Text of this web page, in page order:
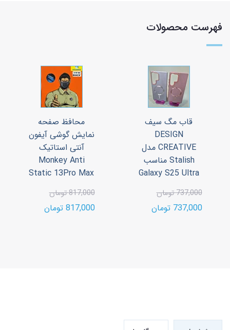
فهرست محصولات
قاب مگ سیف
DESIGN
CREATIVE مدل
Stalish مناسب
Galaxy S25 Ultra
737,000 تومان
737,000 تومان
محافظ صفحه
نمایش گوشی آیفون
آنتی استاتیک
Monkey Anti
Static 13Pro Max
817,000 تومان
817,000 تومان